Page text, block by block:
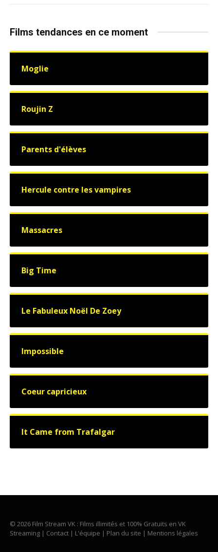
Films tendances en ce moment
Moglie
Roujin Z
Parents d'élèves
Hercule contre les vampires
Massacres
Big Time
Le Fabuleux Noël De Zoey
Impossible
Coeur capricieux
It Came from Trafalgar
© 2026 Film Stream VK : Films illimités et 100% Gratuits en VK
Streaming | Contact | L'équipe | Plan du site | Mentions légales